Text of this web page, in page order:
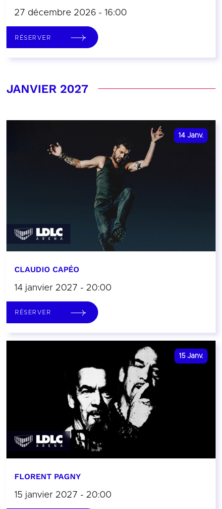
27 décembre 2026 - 16:00
RÉSERVER
JANVIER 2027
14 Janv.
CLAUDIO CAPÉO
14 janvier 2027 - 20:00
RÉSERVER
15 Janv.
FLORENT PAGNY
15 janvier 2027 - 20:00